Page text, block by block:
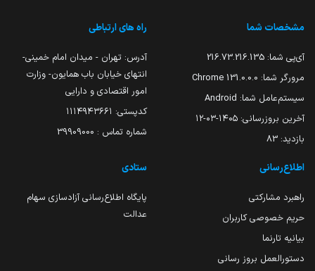
مشخصات شما
آی‌پی شما: 216.73.216.135
مرورگر شما: 131.0.0.0 Chrome
سیستم‌عامل شما: Android
آخرین بروزرسانی: ۱۴۰۵-۰۳-۱۲
بازدید: 83
راه های ارتباطی
آدرس: تهران - میدان امام خمینی-
انتهای خیابان باب همایون- وزارت
امور اقتصادی و دارایی
کدپستی: ۱۱۱۴۹۴۳۶۶۱
شماره تماس : 39909000
اطلاع‌رسانی
راهبرد مشارکتی
حریم خصوصی کاربران
بیانیه تارنما
دستورالعمل بروز رسانی
ستادی
پایگاه اطلاع‌رسانی آزادسازی سهام
عدالت